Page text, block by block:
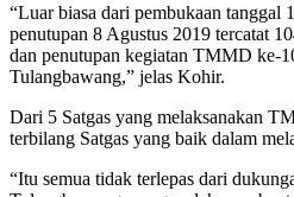
“Luar biasa dari pembukaan tanggal
penutupan 8 Agustus 2019 tercatat
dan penutupan kegiatan TMMD ke-
Tulangbawang,” jelas Kohir.
Dari 5 Satgas yang melaksanakan
terbilang Satgas yang baik dalam
“Itu semua tidak terlepas dari